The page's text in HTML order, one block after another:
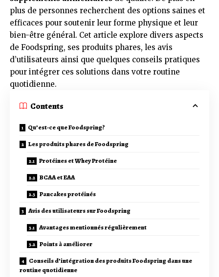
plus de personnes recherchent des options saines et
efficaces pour soutenir leur forme physique et leur
bien-être général. Cet article explore divers aspects
de Foodspring, ses produits phares, les avis
d’utilisateurs ainsi que quelques conseils pratiques
pour intégrer ces solutions dans votre routine
quotidienne.
Contents
Qu’est-ce que Foodspring?
Les produits phares de Foodspring
Protéines et Whey Protéine
BCAA et EAA
Pancakes protéinés
Avis des utilisateurs sur Foodspring
Avantages mentionnés régulièrement
Points à améliorer
Conseils d’intégration des produits Foodspring dans une
routine quotidienne